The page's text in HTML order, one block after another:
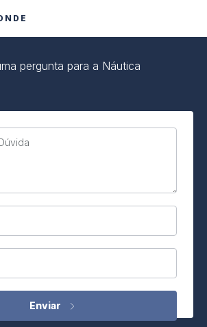
pergunta para a Náutica